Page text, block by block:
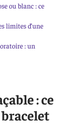
ou blanc : ce
limites d’une
: un
: ce